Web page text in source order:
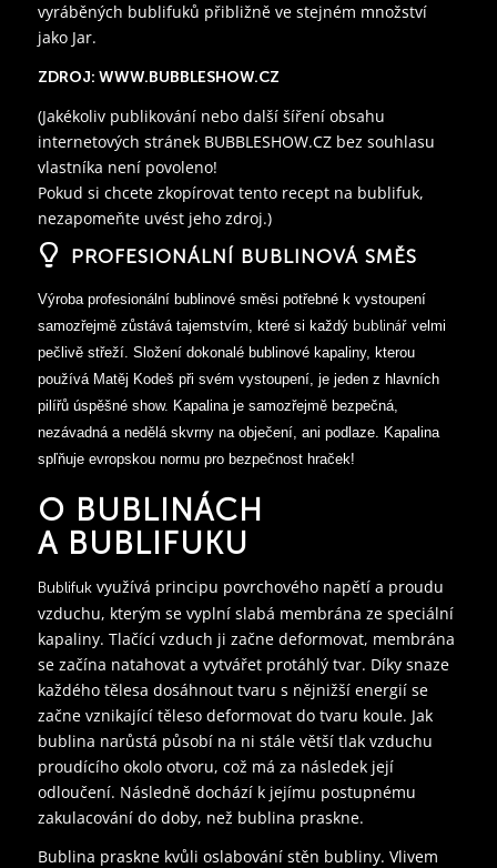
vyráběných bublifuků přibližně ve stejném množství
jako Jar.
ZDROJ: WWW.BUBBLESHOW.CZ
(Jakékoliv publikování nebo další šíření obsahu
internetových stránek BUBBLESHOW.CZ bez souhlasu
vlastníka není povoleno!
Pokud si chcete zkopírovat tento recept na bublifuk,
nezapomeňte uvést jeho zdroj.)
PROFESIONÁLNÍ BUBLINOVÁ SMĚS
Výroba profesionální bublinové směsi potřebné k vystoupení
samozřejmě zůstává tajemstvím, které si každý bublinářvelmi
pečlivě střeží. Složení dokonalé bublinové kapaliny, kterou
používá Matěj Kodeš při svém vystoupení, je jeden z hlavních
pilířů úspěšné show. Kapalina je samozřejmě bezpečná,
nezávadná a nedělá skvrny na obječení, ani podlaze. Kapalina
spľňuje evropskou normu pro bezpečnost hraček!
O BUBLINÁCH
A BUBLIFUKU
Bublifukvyužívá principu povrchového napětí a proudu
vzduchu, kterým se vyplní slabá membrána ze speciální
kapaliny. Tlačící vzduch ji začne deformovat, membrána
se začína natahovat a vytvářet protáhlý tvar. Díky snaze
každého tělesa dosáhnout tvaru s nějnižší energií se
začne vznikající těleso deformovat do tvaru koule. Jak
bublina narůstá působí na ni stále větší tlak vzduchu
proudícího okolo otvoru, což má za následek její
odloučení. Následně dochází k jejímu postupnému
zakulacování do doby, než bublina praskne.
Bublina praskne kvůli oslabování stěn bubliny. Vlivem